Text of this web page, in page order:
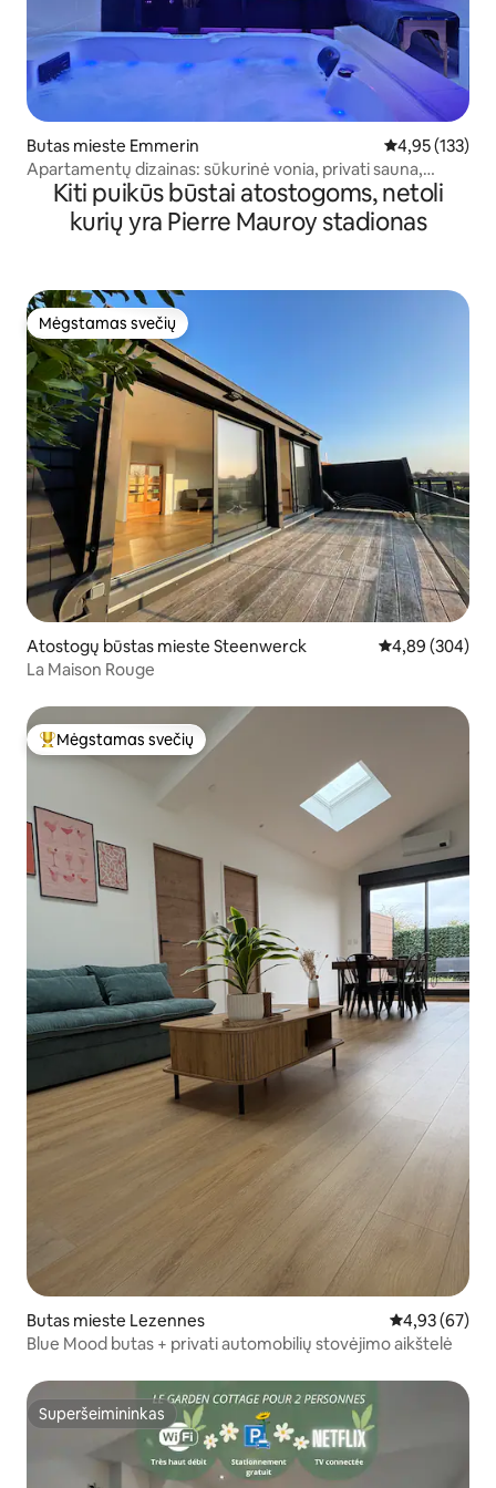
Butas mieste Emmerin Vidutinis
4,95 (133)
Apartamentų dizainas: sūkurinė vonia, privati sauna,
sporto salė
Kiti puikūs būstai atostogoms, netoli
kurių yra Pierre Mauroy stadionas
Mėgstamas svečių
Mėgstamas svečių
Atostogų būstas mieste Steenwerck Vidutinis
4,89 (304)
La Maison Rouge
Svečių mėgstamiausias
Mėgstamas svečių
Butas mieste Lezennes Vidutinis
4,93 (67)
Blue Mood butas + privati automobilių stovėjimo aikštelė
Superšeimininkas
Superšeimininkas